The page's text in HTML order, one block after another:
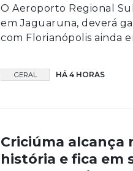
O Aeroporto Regional
em Jaguaruna, deverá
com Florianópolis ainda
GERAL HÁ 4 HORAS
Criciúma alcança
história e fica em